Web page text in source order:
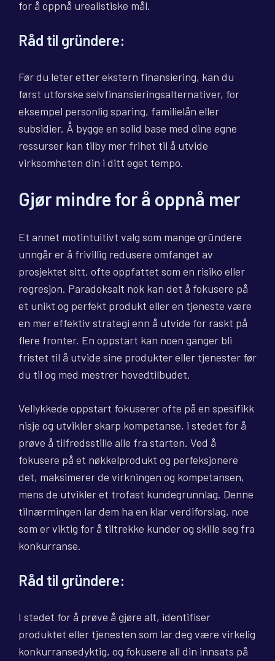
for å oppnå urealistiske mål.
Råd til gründere:
Før du leter etter ekstern finansiering, kan du
først utforske selvfinansieringsalternativer, for
eksempel personlig sparing, familielån eller
subsidier. Å bygge en solid base med dine egne
ressurser kan tilby mer frihet til å utvide
virksomheten din i ditt eget tempo.
Gjør mindre for å oppnå mer
Et annet motintuitivt valg som mange gründere
unngår er å frivillig redusere omfanget av
prosjektet sitt, ofte oppfattet som en risiko eller
regresjon. Paradoksalt nok kan det å fokusere på
et unikt og perfekt produkt eller en tjeneste være
en mer effektiv strategi enn å utvide for raskt på
flere fronter. En oppstart kan noen ganger bli
fristet til å utvide sine produkter eller tjenester før
du til og med mestrer hovedtilbudet.
Vellykkede oppstart fokuserer ofte på en spesifikk
nisje og utvikler skarp kompetanse, i stedet for å
prøve å tilfredsstille alle fra starten. Ved å
fokusere på et nøkkelprodukt og perfeksjonere
det, maksimerer de virkningen og kompetansen,
mens de utvikler et trofast kundegrunnlag. Denne
tilnærmingen lar dem ha en klar verdiforslag, noe
som er viktig for å tiltrekke kunder og skille seg fra
konkurranse.
Råd til gründere:
I stedet for å prøve å gjøre alt, identifiser
produktet eller tjenesten som lar deg være virkelig
konkurransedyktig, og fokusere all din innsats på